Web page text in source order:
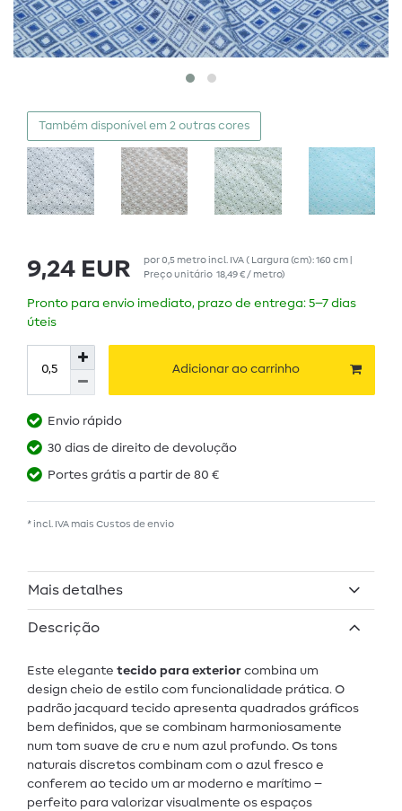
Também disponível em 2 outras cores
9,24 EUR por0,5 metroincl. IVA( Largura (cm): 160 cm |
Preço unitário 18,49 € / metro)
Pronto para envio imediato, prazo de entrega: 5–7 dias
úteis
Adicionar ao carrinho
Envio rápido
30 dias de direito de devolução
Portes grátis a partir de 80 €
* incl. IVA mais Custos de envio
Mais detalhes
Descrição
Este elegante tecido para exterior combina um
design cheio de estilo com funcionalidade prática. O
padrão jacquard tecido apresenta quadrados gráficos
bem definidos, que se combinam harmoniosamente
num tom suave de cru e num azul profundo. Os tons
naturais discretos combinam com o azul fresco e
conferem ao tecido um ar moderno e marítimo –
perfeito para valorizar visualmente os espaços